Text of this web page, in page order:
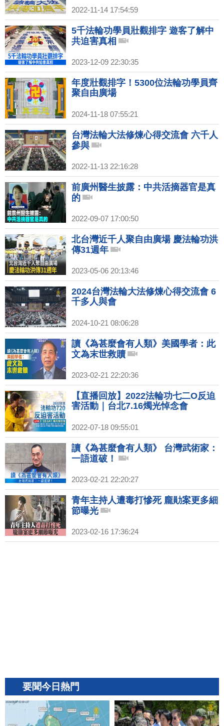
2022-11-14 17:54:59
5千法輪功學員壯觀排字 遊客了解中
共迫害真相
2023-12-09 22:30:35
年度壯觀排字！5300位法輪功學員齊
聚自由廣場
2024-11-18 07:55:21
台灣法輪大法修煉心得交流會 六千人
參與
2022-11-13 22:16:28
前廣州醫生披露：中共活摘器官是真
的
2022-09-07 17:00:50
北台灣近千人聚自由廣場 慶法輪功洪
傳31週年
2023-05-06 20:13:46
2024台灣法輪大法修煉心得交流會 6
千多人與會
2024-10-21 08:06:28
讀《為甚麼會有人類》美國學者：此
文為末世救贖
2023-02-21 22:20:36
【直播回放】2022法輪功七二O反迫
害活動｜台北7.16燭光悼念會
2022-07-18 09:55:01
讀《為甚麼會有人類》 台灣武術家：
一語道破！
2023-02-21 22:20:27
青年主持人遭毒打慘死 龐勛案更多細
節曝光
2023-02-16 17:36:24
要聞今日熱門